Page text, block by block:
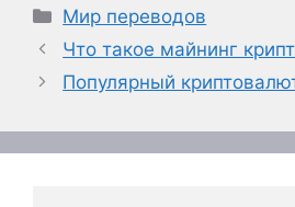
Рубрики
Мир переводов
Что такое майнинг
Популярный